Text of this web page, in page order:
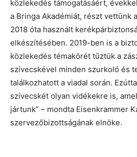
közlekedés támogatásáért,
a Bringa Akadémiát, részt vettünk
2018 óta használt
elkészítésében. 2019-ben is a
közlekedés témakörét tűztük a
szívecskével minden szurkoló és
találkozhatott a viadal során.
szívecskét olyan vidékekre is,
jártunk” – mondta Eisenkrammer
szervezőbizottságának elnöke.